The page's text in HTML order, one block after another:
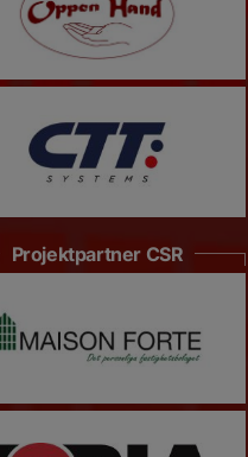
Projektpartner CSR